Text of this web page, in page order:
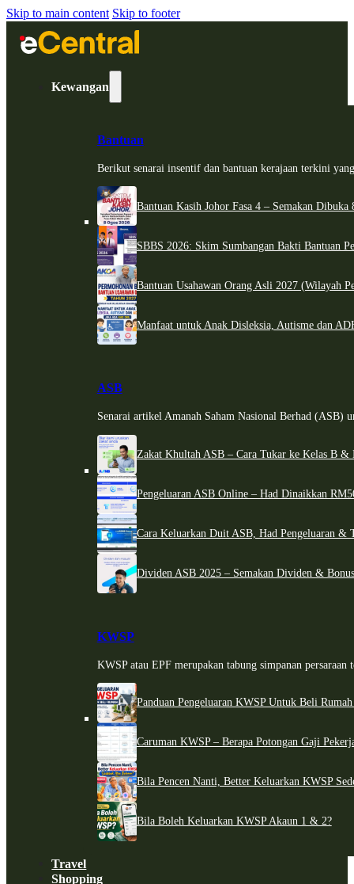
Skip to main content Skip to footer
Kewangan
Bantuan
Berikut senarai insentif dan bantuan kerajaan terkini
Bantuan Kasih Johor Fasa 4 – Semakan
SBBS 2026: Skim Sumbangan Bakti Bantuan
Bantuan Usahawan Orang Asli 2027 (Wilayah
Manfaat untuk Anak Disleksia, Autisme dan
ASB
Senarai artikel Amanah Saham Nasional Berhad (ASB)
Zakat Khultah ASB – Cara Tukar ke Kelas B &
Pengeluaran ASB Online – Had Dinaikkan
Cara Keluarkan Duit ASB, Had Pengeluaran &
Dividen ASB 2025 – Semakan Dividen &
KWSP
KWSP atau EPF merupakan tabung simpanan persaraan
Panduan Pengeluaran KWSP Untuk Beli
Caruman KWSP – Berapa Potongan Gaji
Bila Pencen Nanti, Better Keluarkan KWSP
Bila Boleh Keluarkan KWSP Akaun 1 & 2?
Travel
Shopping